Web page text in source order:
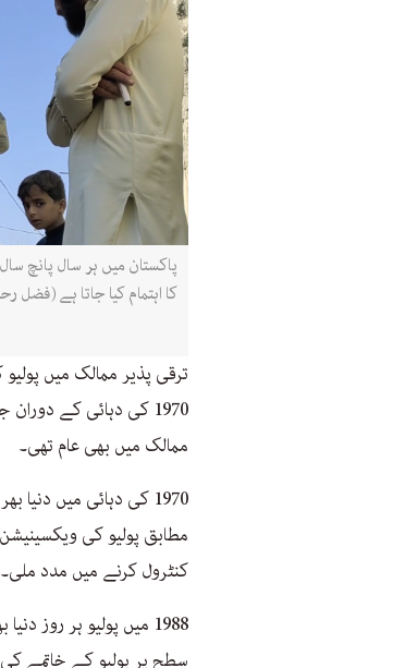
پاکستان میں ہر سال پانچ
کا اہتمام کیا جاتا ہے (فضل
ترقی پذیر ممالک میں
1970 کی دہائی کے
ممالک میں بھی عام تھی۔
1970 کی دہائی میں
مطابق پولیو کی
کنٹرول کرنے میں مدد ملی۔